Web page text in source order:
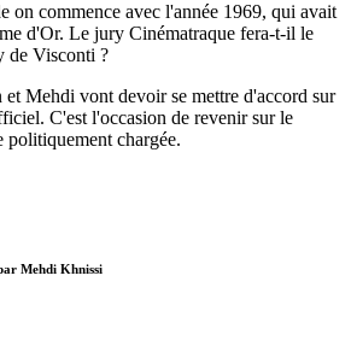
on commence avec l'année 1969, qui avait
d'Or. Le jury Cinématraque fera-t-il le
de Visconti ?
et Mehdi vont devoir se mettre d'accord sur
C'est l'occasion de revenir sur le
politiquement chargée.
Mehdi Khnissi